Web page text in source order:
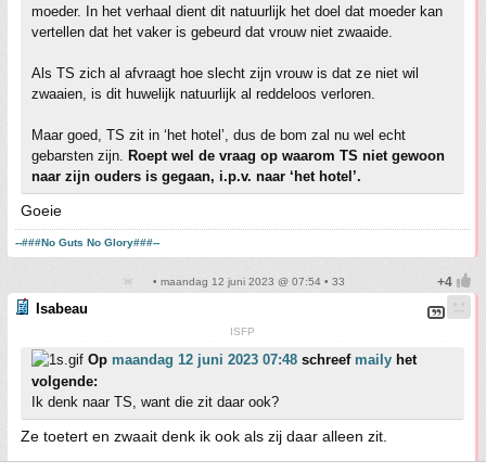
moeder. In het verhaal dient dit natuurlijk het doel dat moeder kan
vertellen dat het vaker is gebeurd dat vrouw niet zwaaide.
Als TS zich al afvraagt hoe slecht zijn vrouw is dat ze niet wil
zwaaien, is dit huwelijk natuurlijk al reddeloos verloren.
Maar goed, TS zit in ‘het hotel’, dus de bom zal nu wel echt
gebarsten zijn. Roept wel de vraag op waarom TS niet gewoon
naar zijn ouders is gegaan, i.p.v. naar ‘het hotel’.
Goeie
--###No Guts No Glory###--
• maandag 12 juni 2023 @ 07:54 • 33
Isabeau
ISFP
Op maandag 12 juni 2023 07:48 schreef maily het
volgende:
Ik denk naar TS, want die zit daar ook?
Ze toetert en zwaait denk ik ook als zij daar alleen zit.